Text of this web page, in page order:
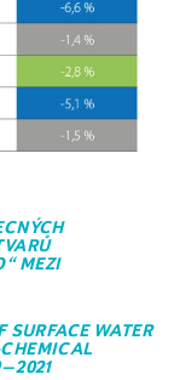
MEZI
SURFACE WATER